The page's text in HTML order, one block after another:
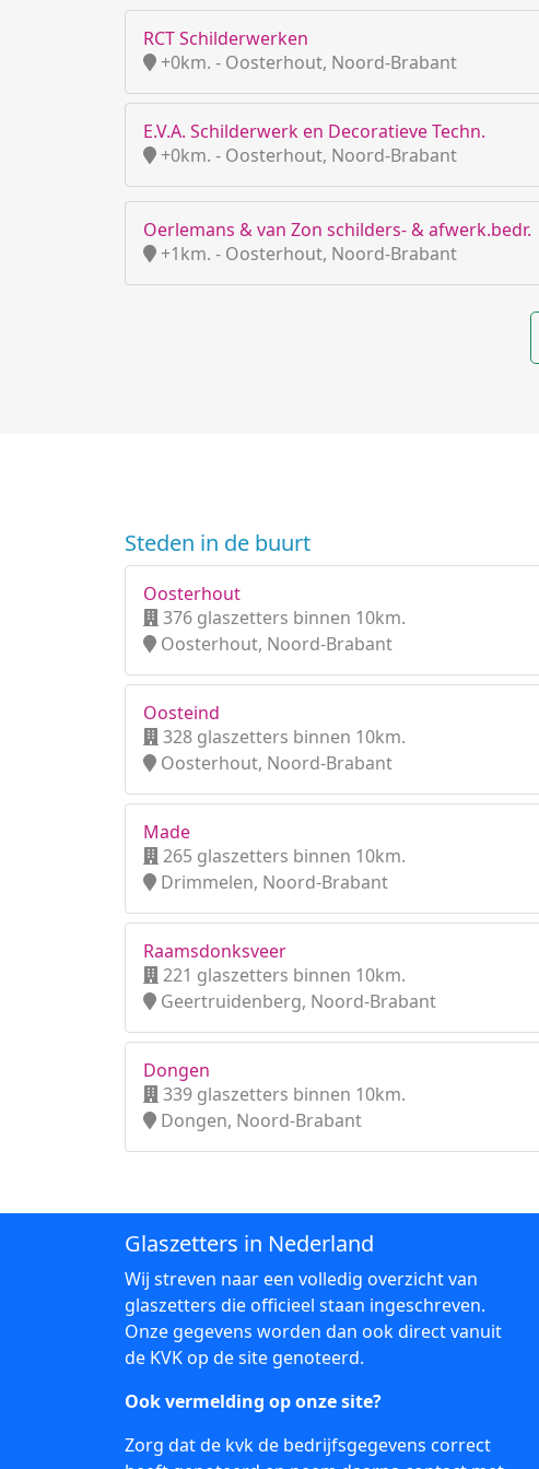
RCT Schilderwerken
+0km. - Oosterhout, Noord-Brabant
E.V.A. Schilderwerk en Decoratieve Techn.
+0km. - Oosterhout, Noord-Brabant
Oerlemans & van Zon schilders- & afwerk.bedr.
+1km. - Oosterhout, Noord-Brabant
Steden in de buurt
Oosterhout
376 glaszetters binnen 10km.
Oosterhout, Noord-Brabant
Oosteind
328 glaszetters binnen 10km.
Oosterhout, Noord-Brabant
Made
265 glaszetters binnen 10km.
Drimmelen, Noord-Brabant
Raamsdonksveer
221 glaszetters binnen 10km.
Geertruidenberg, Noord-Brabant
Dongen
339 glaszetters binnen 10km.
Dongen, Noord-Brabant
Glaszetters in Nederland
Wij streven naar een volledig overzicht van
glaszetters die officieel staan ingeschreven.
Onze gegevens worden dan ook direct vanuit
de KVK op de site genoteerd.
Ook vermelding op onze site?
Zorg dat de kvk de bedrijfsgegevens correct